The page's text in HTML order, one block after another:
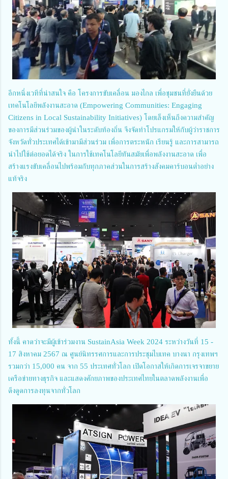
อีกหนึ่งเวทีที่น่าสนใจ คือ โครงการขับเคลื่อน มองไกล เพื่อชุมชนที่ยั่งยืนด้วย
เทคโนโลยีพลังงานสะอาด (Empowering Communities: Engaging
Citizens in Local Sustainability Initiatives) โดยเล็งเห็นถึงความสำคัญ
ของการมีส่วนร่วมของผู้นำในระดับท้องถิ่น จึงจัดทำโปรแกรมให้กับผู้ว่าราชการ
จังหวัดทั่วประเทศได้เข้ามามีส่วนร่วม เพื่อการตระหนัก เรียนรู้ และการสามารถ
นำไปใช้ต่อยอดได้จริง ในการใช้เทคโนโลยีทันสมัยเพื่อพลังงานสะอาด เพื่อ
สร้างแรงขับเคลื่อนไปพร้อมกับทุกภาคส่วนในการสร้างสังคมคาร์บอนต่ำอย่าง
แท้จริง
ทั้งนี้ คาดว่าจะมีผู้เข้าร่วมงาน SustainAsia Week 2024 ระหว่างวันที่ 15 -
17 สิงหาคม 2567 ณ ศูนย์นิทรรศการและการประชุมไบเทค บางนา กรุงเทพฯ
รวมกว่า 15,000 คน จาก 55 ประเทศทั่วโลก เปิดโอกาสให้เกิดการเจรจาขยาย
เครือข่ายทางธุรกิจ และแสดงศักยภาพของประเทศไทยในตลาดพลังงานเพื่อ
ดึงดูดการลงทุนจากทั่วโลก